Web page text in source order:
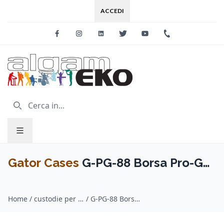
ACCEDI
FacebookInstagramLinkedinTwitter Youtube
Gator Cases G-PG-88 Borsa Pro-Go
Home / custodie per tastiera / Gator Cases / G-PG-88 Borsa Pro-Go tastiera 88 tasti